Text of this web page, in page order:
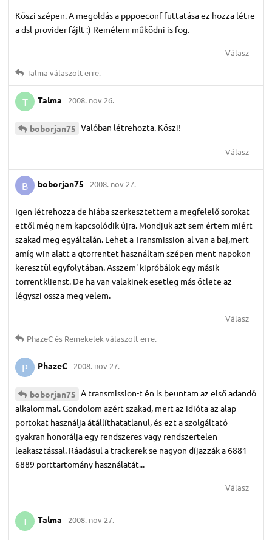
Köszi szépen. A megoldás a pppoeconf futtatása ez hozza létre
a dsl-provider fájlt :) Remélem működni is fog.
Válasz
Talma válaszolt erre.
T Talma 2008. nov 26.
boborjan75 Valóban létrehozta. Köszi!
Válasz
B boborjan75 2008. nov 27.
Igen létrehozza de hiába szerkesztettem a megfelelő sorokat
ettől még nem kapcsolódik újra. Mondjuk azt sem értem miért
szakad meg egyáltalán. Lehet a Transmission-al van a baj,mert
amíg win alatt a qtorrentet használtam szépen ment napokon
keresztül egyfolytában. Asszem' kipróbálok egy másik
torrentklienst. De ha van valakinek esetleg más ötlete az
légyszi ossza meg velem.
Válasz
PhazeCés Remekelek válaszolt erre.
P PhazeC 2008. nov 27.
boborjan75 A transmission-t én is beuntam az első adandó
alkalommal. Gondolom azért szakad, mert az idióta az alap
portokat használja átállíthatatlanul, és ezt a szolgáltató
gyakran honorálja egy rendszeres vagy rendszertelen
leakasztással. Ráadásul a trackerek se nagyon díjazzák a 6881-
6889 porttartomány használatát...
Válasz
T Talma 2008. nov 27.